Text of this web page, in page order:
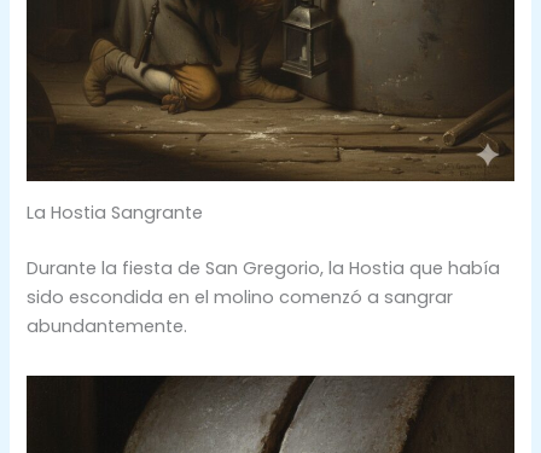
La Hostia Sangrante
Durante la fiesta de San Gregorio, la Hostia que había
sido escondida en el molino comenzó a sangrar
abundantemente.